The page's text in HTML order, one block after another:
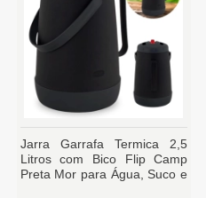
Jarra Garrafa Termica 2,5
Litros com Bico Flip Camp
Preta Mor para Água, Suco e